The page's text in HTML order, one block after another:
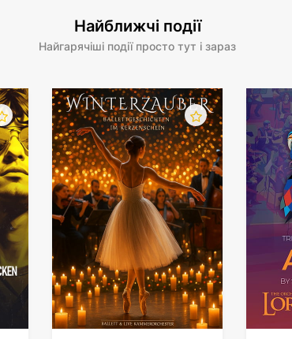
Найближчі події
Найгарячіші події просто тут і зараз